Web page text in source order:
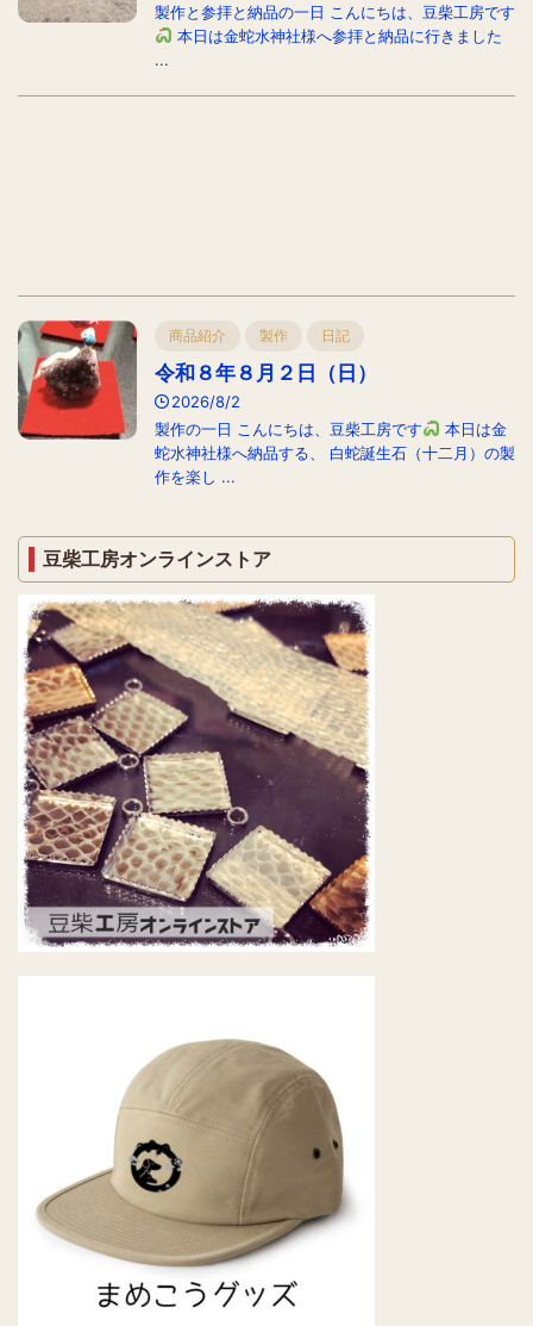
製作と参拝と納品の一日 こんにちは、豆柴工房です
本日は金蛇水神社様へ参拝と納品に行きました
...
商品紹介 製作 日記
令和８年８月２日（日）
2026/8/2
製作の一日 こんにちは、豆柴工房です
本日は金
蛇水神社様へ納品する、 白蛇誕生石（十二月）の製
作を楽し ...
豆柴工房オンラインストア